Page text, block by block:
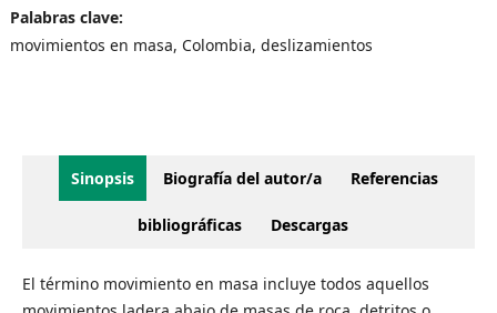
Palabras clave:
movimientos en masa, Colombia, deslizamientos
Sinopsis Biografía del autor/a Referencias
bibliográficas Descargas
El término movimiento en masa incluye todos aquellos